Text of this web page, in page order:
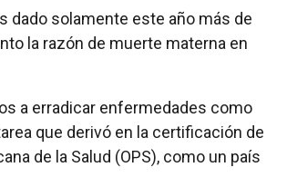
dado solamente este año más de
la razón de muerte materna en
a erradicar enfermedades como
que derivó en la certificación de
de la Salud (OPS), como un país